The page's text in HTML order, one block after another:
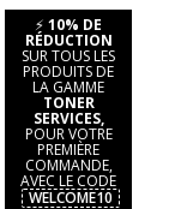
⚡ 10% DE
RÉDUCTION
SUR TOUS LES
PRODUITS DE
LA GAMME
TONER
SERVICES,
POUR VOTRE
PREMIÈRE
COMMANDE,
AVEC LE CODE
WELCOME10